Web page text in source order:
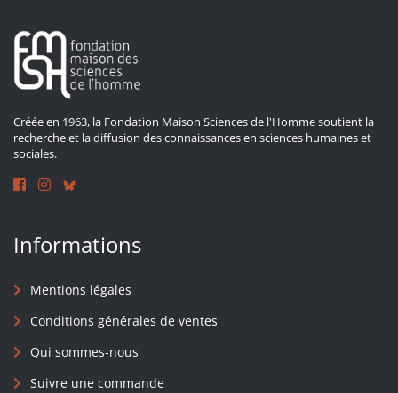
Créée en 1963, la Fondation Maison Sciences de l'Homme soutient la
recherche et la diffusion des connaissances en sciences humaines et
sociales.
Informations
Mentions légales
Conditions générales de ventes
Qui sommes-nous
Suivre une commande